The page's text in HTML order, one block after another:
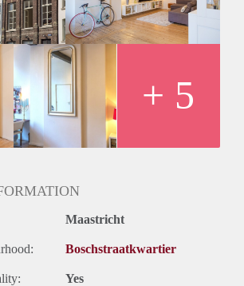
+ 5
Maastricht
Boschstraatkwartier
Yes